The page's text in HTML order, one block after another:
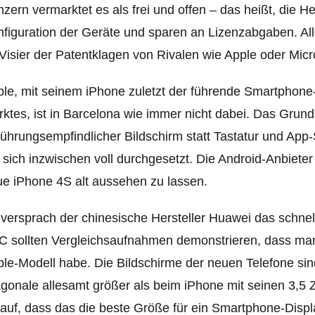
vermarktet es als frei und offen – das heißt, die
der Geräte und sparen an Lizenzabgaben.
der Patentklagen von Rivalen wie Apple oder
mit seinem iPhone zuletzt der führende
ist in Barcelona wie immer nicht dabei. Das
Bildschirm statt Tastatur und
sich inzwischen voll durchgesetzt. Die Android-
iPhone 4S alt aussehen zu lassen.
der chinesische Hersteller Huawei das
sollten Vergleichsaufnahmen demonstrieren, dass
Modell habe. Die Bildschirme der neuen Telefone
allesamt größer als beim iPhone mit seinen 3,5
dass das die beste Größe für ein Smartphone-